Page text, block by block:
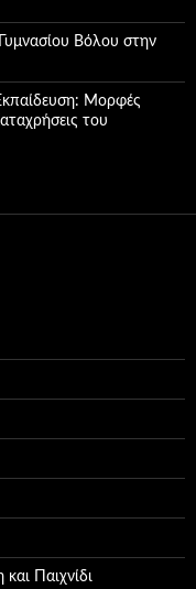
Βόλου στην
Μορφές
του
Παιχνίδι